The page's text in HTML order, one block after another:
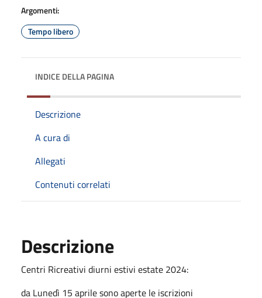
Argomenti:
Tempo libero
INDICE DELLA PAGINA
Descrizione
A cura di
Allegati
Contenuti correlati
Descrizione
Centri Ricreativi diurni estivi estate 2024:
da Lunedì 15 aprile sono aperte le iscrizioni